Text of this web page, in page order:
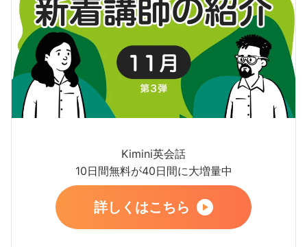
Kimini英会話
10日間無料が40日間に大増量中
詳しくはこちら